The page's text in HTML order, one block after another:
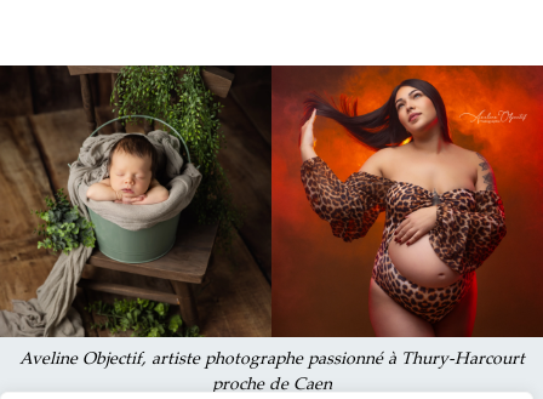
Aveline Objectif, artiste photographe passionné à Thury-Harcourt
proche de Caen